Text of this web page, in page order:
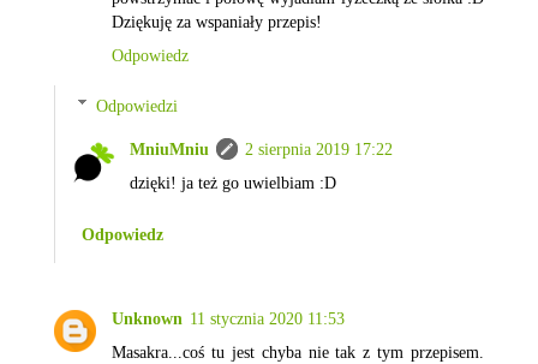
Dziękuję za wspaniały przepis!
Odpowiedz
Odpowiedzi
MniuMniu
2 sierpnia 2019 17:22
dzięki! ja też go uwielbiam :D
Odpowiedz
Unknown 11 stycznia 2020 11:53
Masakra...coś tu jest chyba nie tak z tym przepisem.